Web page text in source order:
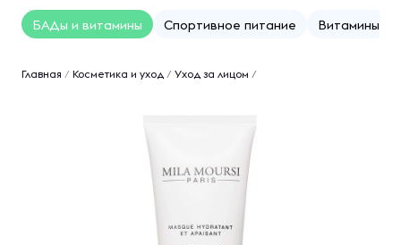
БАДы и витамины Спортивное питание Витамины
Главная / Косметика и уход / Уход за лицом /